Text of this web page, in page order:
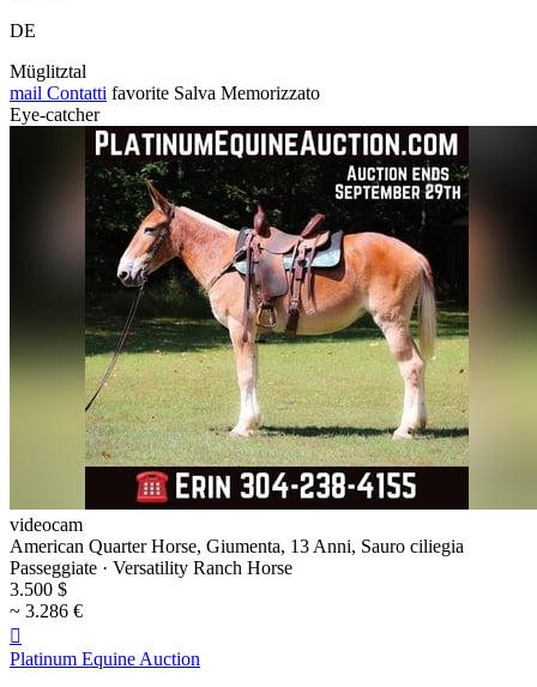
DE
Müglitztal
mail Contatti favorite Salva Memorizzato
Eye-catcher
videocam
American Quarter Horse, Giumenta, 13 Anni, Sauro ciliegia
Passeggiate · Versatility Ranch Horse
3.500 $
~ 3.286 €

Platinum Equine Auction